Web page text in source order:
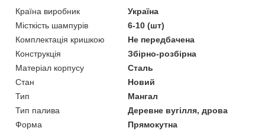
Країна виробник
Україна
Місткість шампурів
6-10 (шт)
Комплектація кришкою
Не передбачена
Конструкція
Збірно-розбірна
Матеріал корпусу
Сталь
Стан
Новий
Тип
Мангал
Тип палива
Деревне вугілля, дрова
Форма
Прямокутна